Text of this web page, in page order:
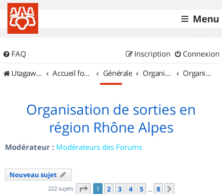
Menu
FAQ Connexion
Inscription
UtagawaVTT (Randos VTT et VTTAE avec traces GPS)
Accueil forum Générale Organisation de sorties & Recherche de partenaires Organisation de sorties en région Rhône Alpes
Organisation de sorties en
région Rhône Alpes
Modérateur : Modérateurs des Forums
Nouveau sujet
222 sujets Page 1sur
1 2 3 4 5 … 8